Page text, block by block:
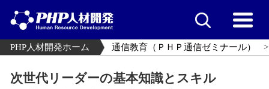
PHP人材開発ホーム 通信教育（ＰＨＰ通信ゼミナール）
次世代リーダーの基本知識とスキル